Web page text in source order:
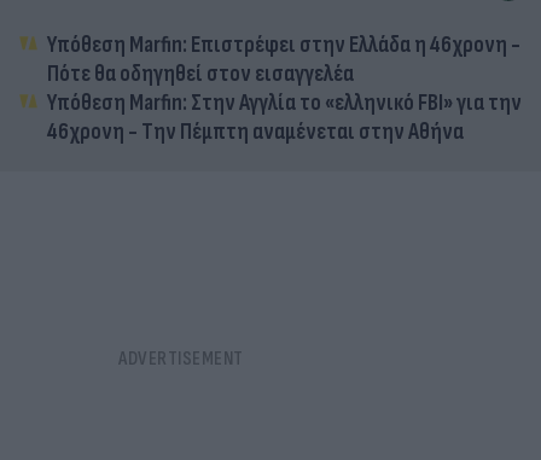
Υπόθεση Marfin: Επιστρέφει στην Ελλάδα η 46χρονη -
Πότε θα οδηγηθεί στον εισαγγελέα
Υπόθεση Marfin: Στην Αγγλία το «ελληνικό FBI» για την
46χρονη - Την Πέμπτη αναμένεται στην Αθήνα